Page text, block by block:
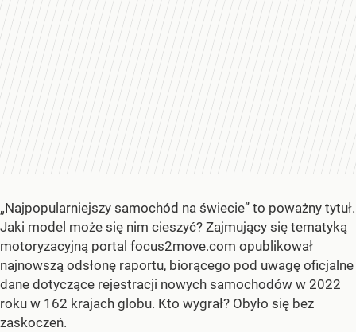
„Najpopularniejszy samochód na świecie” to poważny tytuł.
Jaki model może się nim cieszyć? Zajmujący się tematyką
motoryzacyjną portal focus2move.com opublikował
najnowszą odsłonę raportu, biorącego pod uwagę oficjalne
dane dotyczące rejestracji nowych samochodów w 2022
roku w 162 krajach globu. Kto wygrał? Obyło się bez
zaskoczeń.